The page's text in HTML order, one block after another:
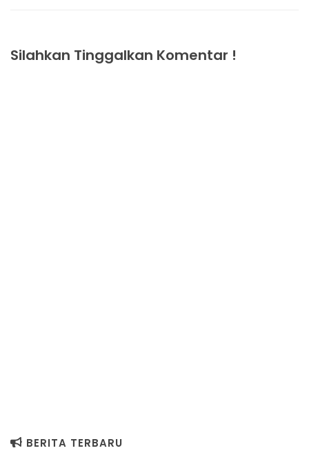
Silahkan Tinggalkan Komentar !
BERITA TERBARU